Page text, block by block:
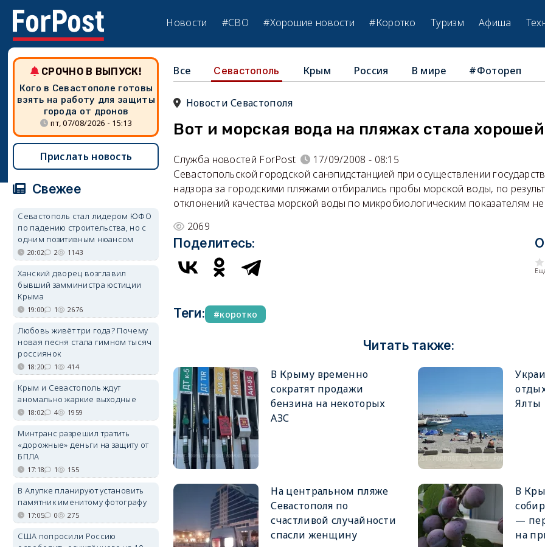
Новости #СВО #Хорошие новости #Коротко Туризм Афиша
Все Севастополь Крым Россия В мире #Фотореп
Новости Севастополя
Вот и морская вода на пляжах стала
Служба новостей ForPost
17/09/2008 - 08:15
Севастопольской городской санэпидстанцией при осуществлении
надзора за городскими пляжами отбирались пробы морской воды, по
отклонений качества морской воды по микробиологическим показателям
2069
Поделитесь:
Теги: коротко
Читать также:
В Крыму временно
сократят продажи
бензина на некоторых
АЗС
Ялты
На центральном пляже
Севастополя по
счастливой случайности
спасли женщину
В
—
на
СРОЧНО В ВЫПУСК!
Кого в Севастополе готовы
взять на работу для защиты
города от дронов
пт, 07/08/2026 - 15:13
Прислать новость
Свежее
Севастополь стал лидером ЮФО
по падению строительства, но с
одним позитивным нюансом
20:02 2 1143
Ханский дворец возглавил
бывший замминистра юстиции
Крыма
19:00 1 2676
Любовь живёт три года? Почему
новая песня стала гимном тысяч
россиянок
18:20 1 414
Крым и Севастополь ждут
аномально жаркие выходные
18:02 4 1959
Минтранс разрешил тратить
«дорожные» деньги на защиту от
БПЛА
17:18 1 155
В Алупке планируют установить
памятник именитому фотографу
17:05 0 275
США попросили Россию